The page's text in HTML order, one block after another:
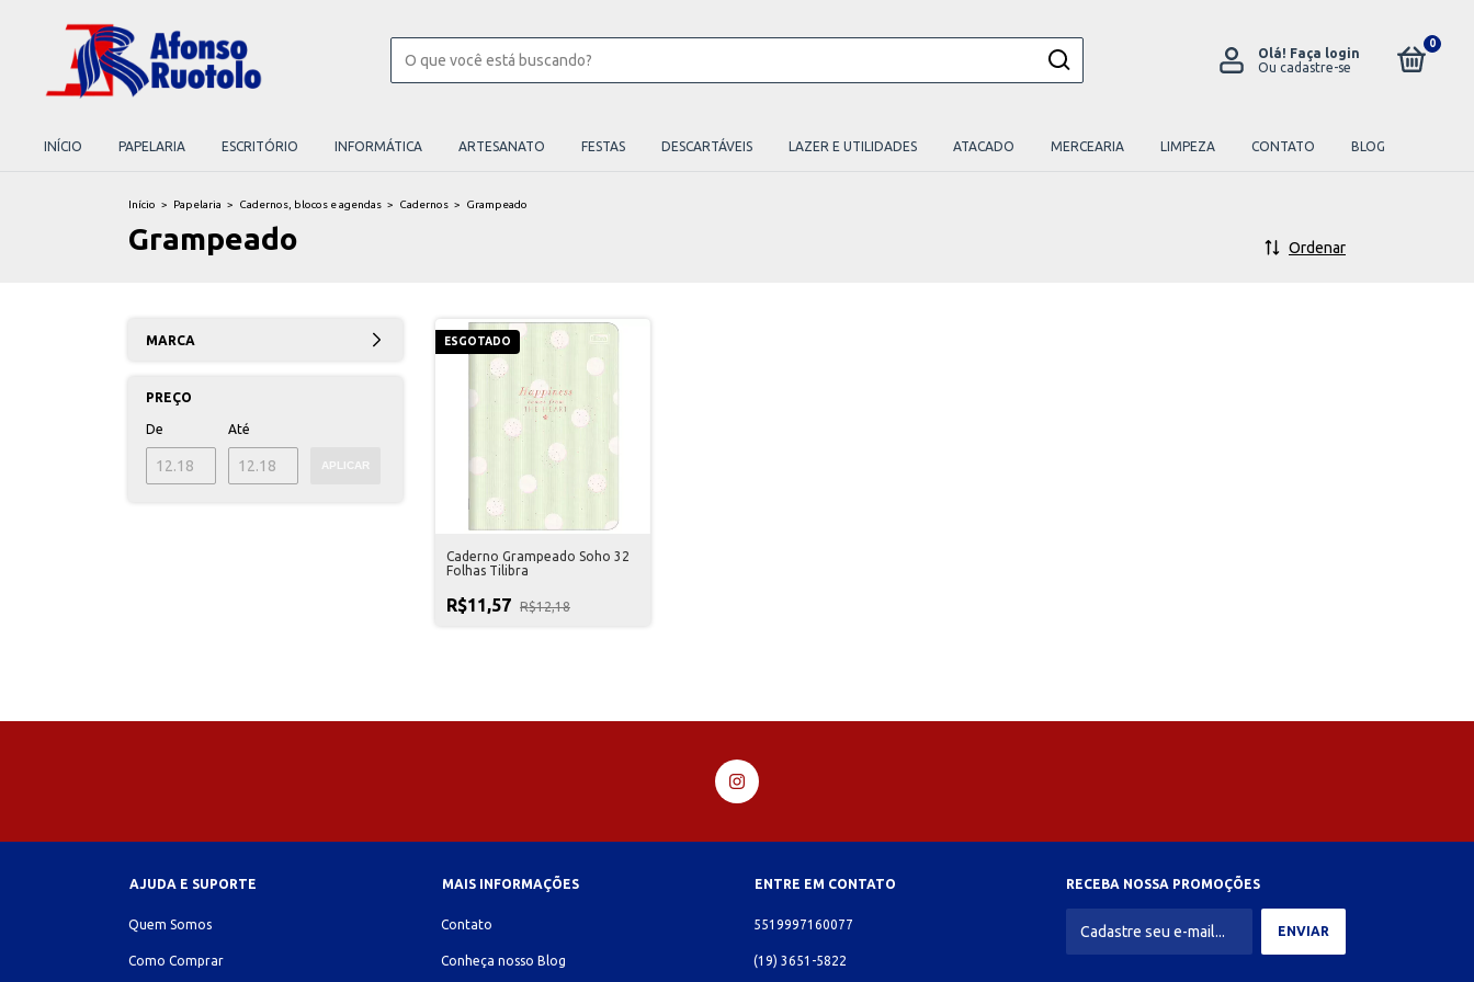
Olá! Faça login
Ou cadastre-se
0
INÍCIO PAPELARIA ESCRITÓRIO INFORMÁTICA ARTESANATO FESTAS DESCARTÁVEIS LAZER E UTILIDADES ATACADO MERCEARIA LIMPEZA CONTATO BLOG
Início > Papelaria > Cadernos, blocos e agendas > Cadernos > Grampeado
Grampeado Ordenar
MARCA
PREÇO
De Até
APLICAR
ESGOTADO
Caderno Grampeado Soho 32
Folhas Tilibra
R$11,57 R$12,18
AJUDA E SUPORTE
Quem Somos
Como Comprar
MAIS INFORMAÇÕES
Contato
Conheça nosso Blog
ENTRE EM CONTATO
5519997160077
(19) 3651-5822
RECEBA NOSSA PROMOÇÕES